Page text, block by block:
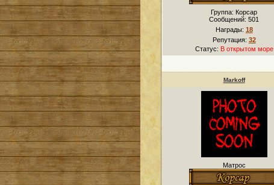
Группа: Корсар
Сообщений:501
Награды: 18
Репутация: 32
Статус: В открытом море
Markoff
Матрос